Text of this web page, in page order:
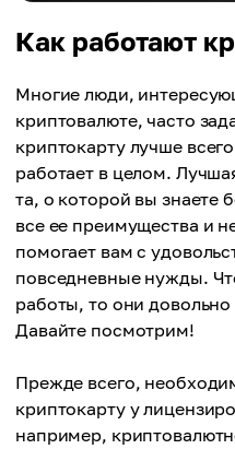
Как работают
Многие люди,
криптовалюте, часто
криптокарту лучше
работает в целом.
та, о которой вы знаете
все ее преимущества и
помогает вам с
повседневные нужды.
работы, то они
Давайте посмотрим!
Прежде всего,
криптокарту у
например,